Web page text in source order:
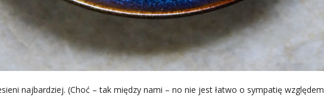
najbardziej. (Choć – tak między nami – no nie jest łatwo o sympatię względem